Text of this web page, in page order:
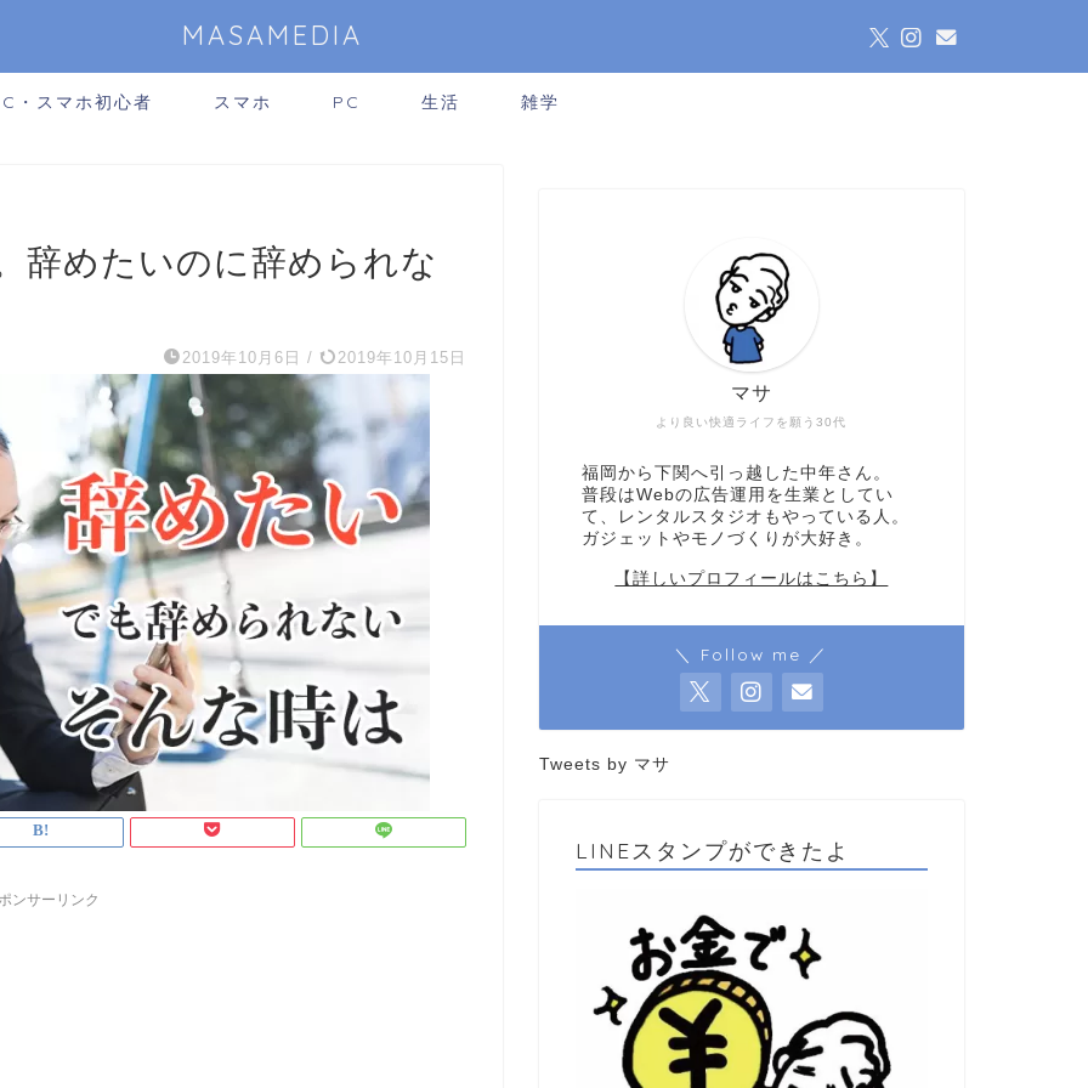
MASAMEDIA
・スマホ初心者 スマホ PC 生活 雑学
辞めたいのに辞められな
2019年10月6日 / 2019年10月15日
ンサーリンク
より良い快適ライフを願う30代
マサ
福岡から下関へ引っ越した中年さん。
普段はWebの広告運用を生業としてい
て、レンタルスタジオもやっている人。
ガジェットやモノづくりが大好き。
【詳しいプロフィールはこちら】
＼ Follow me ／
Tweets by マサ
LINEスタンプができたよ